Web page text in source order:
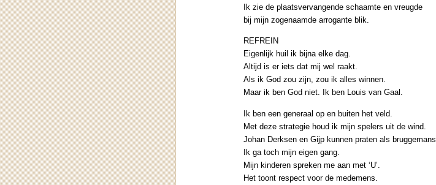
Ik zie de plaatsvervangende schaamte en vreugde
bij mijn zogenaamde arrogante blik.
REFREIN
Eigenlijk huil ik bijna elke dag.
Altijd is er iets dat mij wel raakt.
Als ik God zou zijn, zou ik alles winnen.
Maar ik ben God niet. Ik ben Louis van Gaal.
Ik ben een generaal op en buiten het veld.
Met deze strategie houd ik mijn spelers uit de wind.
Johan Derksen en Gijp kunnen praten als bruggemans.
Ik ga toch mijn eigen gang.
Mijn kinderen spreken me aan met ‘U’.
Het toont respect voor de medemens.